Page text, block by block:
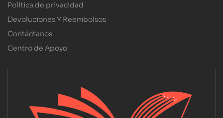
Política de privacidad
Devoluciones Y Reembolsos
Contáctanos
Centro de Apoyo